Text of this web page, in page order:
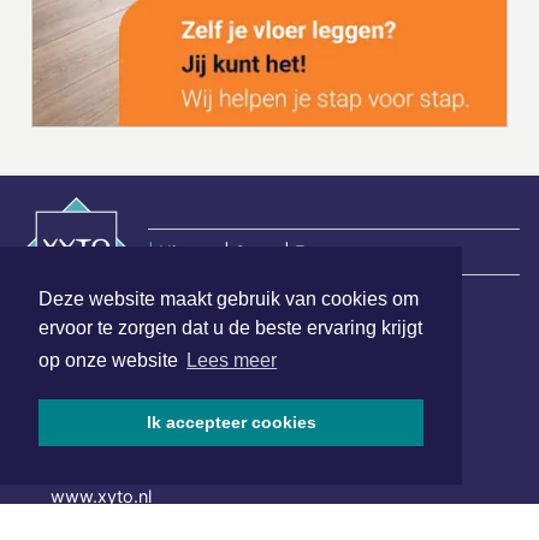
Deze website maakt gebruik van cookies om
ervoor te zorgen dat u de beste ervaring krijgt
op onze website Lees meer
Ik accepteer cookies
| Nieuws | Sport | Evenementen
Hoofdvestiging:
van Benthuizenlaan 1
www.xyto.nl